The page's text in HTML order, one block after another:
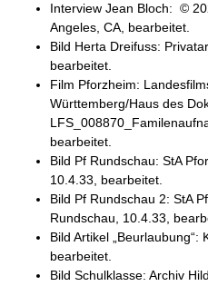
Interview Jean Bloch: ©
Angeles, CA, bearbeitet.
Bild Herta Dreifuss:
bearbeitet.
Film Pforzheim:
Württemberg/Haus des
bearbeitet.
Bild Pf Rundschau: StA
10.4.33, bearbeitet.
Bild Pf Rundschau 2: StA
Rundschau, 10.4.33,
Bild Artikel „Beurlaubung“:
bearbeitet.
Bild Schulklasse: Archiv